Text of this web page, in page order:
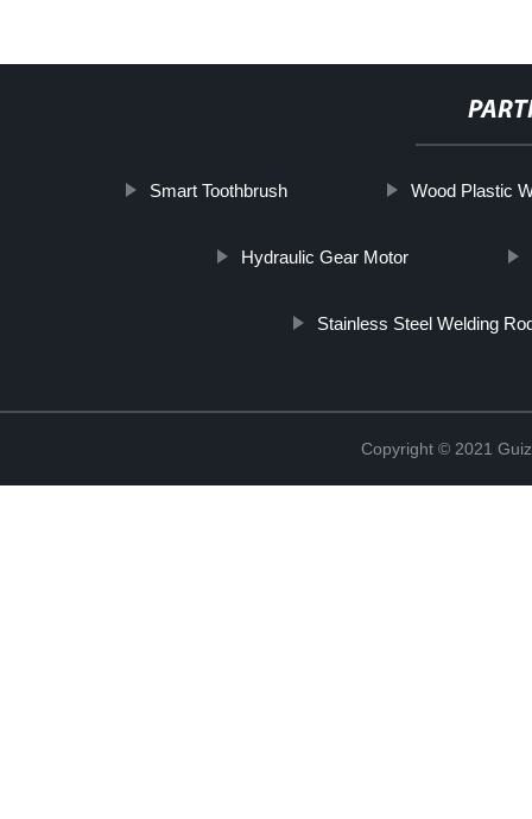
Smart Toothbrush Wood Plastic
Hydraulic Gear Motor
Stainless Steel Welding
Copyright © 2021